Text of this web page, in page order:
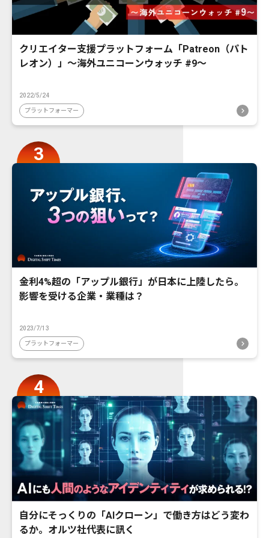
クリエイター支援プラットフォーム「Patreon（パト
レオン）」〜海外ユニコーンウォッチ #9〜
2022/5/24
プラットフォーマー
金利4%超の「アップル銀行」が日本に上陸したら。
影響を受ける企業・業種は？
2023/7/13
プラットフォーマー
自分にそっくりの「AIクローン」で働き方はどう変わ
るか。オルツ社代表に訊く